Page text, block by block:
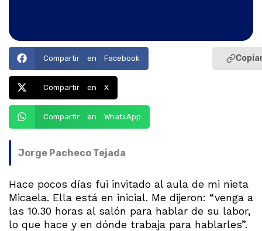
Compartir en Facebook
Compartir en X
Compartir en WhatsApp
Jorge Pacheco Tejada
Hace pocos días fui invitado al aula de mi nieta
Micaela. Ella está en inicial. Me dijeron: “venga a
las 10.30 horas al salón para hablar de su labor,
lo que hace y en dónde trabaja para hablarles”.